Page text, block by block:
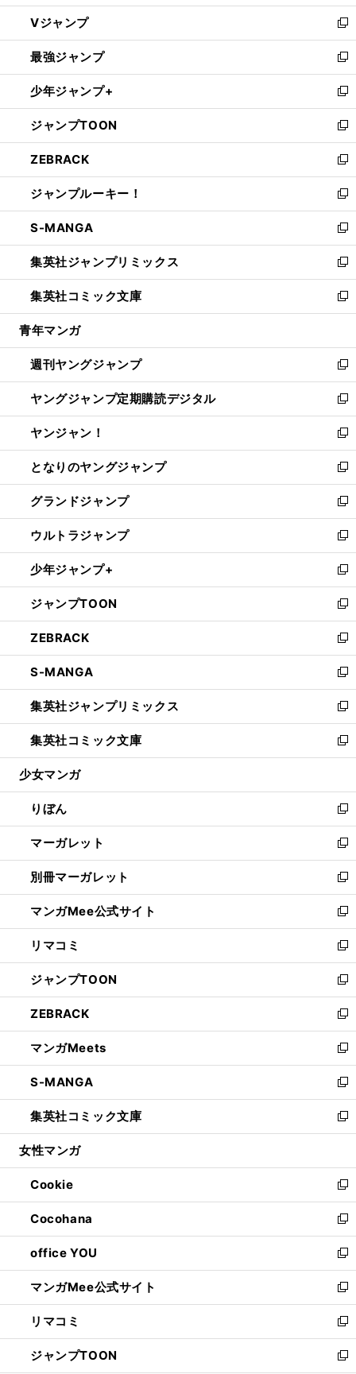
ウ
ィ
ン
ド
ウ
で
開
く
し
い
ウ
ィ
ン
ド
ウ
で
開
く
Vジャンプ
新
し
い
ウ
ィ
ン
ド
ウ
で
開
く
最強ジャンプ
新
し
い
ウ
ィ
ン
ド
ウ
で
開
く
少年ジャンプ+
新
し
い
ウ
ィ
ン
ド
ウ
で
開
く
ジャンプTOON
新
し
い
ウ
ィ
ン
ド
ウ
で
開
く
ZEBRACK
新
し
い
ウ
ィ
ン
ド
ウ
で
開
ジャンプルーキー！
新
し
い
ウ
ィ
ン
ド
ウ
開
く
S-MANGA
新
し
い
ウ
ィ
ン
ウ
で
開
く
集英社ジャンプリミックス
新
し
い
ウ
ン
ド
ウ
で
開
く
集英社コミック文庫
新
し
ウ
ィ
ン
ド
ウ
で
開
く
青年マンガ
週刊ヤングジャンプ
新
し
い
ウ
ィ
ン
ド
ウ
で
開
く
ヤングジャンプ定期購読デジタル
新
し
い
ウ
ィ
ン
ド
ウ
で
開
く
ヤンジャン！
新
し
い
ウ
ィ
ン
ド
ウ
で
開
く
となりのヤングジャンプ
新
し
い
ウ
ィ
ン
ド
ウ
で
開
く
グランドジャンプ
新
し
い
ウ
ィ
ン
ド
ウ
で
開
く
ウルトラジャンプ
新
し
い
ウ
ィ
ン
ド
ウ
で
開
く
少年ジャンプ+
新
し
い
ウ
ィ
ン
ド
ウ
で
開
く
ジャンプTOON
新
し
い
ウ
ィ
ン
ド
ウ
で
開
ZEBRACK
新
し
い
ウ
ィ
ン
ド
ウ
開
く
S-MANGA
新
し
い
ウ
ィ
ン
ウ
で
開
く
集英社ジャンプリミックス
新
し
い
ウ
ン
ド
ウ
で
開
く
集英社コミック文庫
新
し
ウ
ィ
ン
ド
ウ
で
開
く
少女マンガ
りぼん
新
し
い
ウ
ィ
ン
ド
ウ
で
開
く
マーガレット
新
し
い
ウ
ィ
ン
ド
ウ
で
開
く
別冊マーガレット
新
し
い
ウ
ィ
ン
ド
ウ
で
開
く
マンガMee公式サイト
新
し
い
ウ
ィ
ン
ド
ウ
で
開
く
リマコミ
新
し
い
ウ
ィ
ン
ド
ウ
で
開
く
ジャンプTOON
新
し
い
ウ
ィ
ン
ド
ウ
で
開
ZEBRACK
新
し
い
ウ
ィ
ン
ド
ウ
開
く
マンガMeets
新
し
い
ウ
ィ
ン
ウ
で
開
く
S-MANGA
新
し
い
ウ
ン
ド
ウ
で
開
く
集英社コミック文庫
新
し
ウ
ィ
ン
ド
ウ
で
開
く
女性マンガ
Cookie
新
し
い
ウ
ィ
ン
ド
ウ
で
開
く
Cocohana
新
し
い
ウ
ィ
ン
ド
ウ
で
office YOU
新
し
い
ウ
ィ
ン
ド
マンガMee公式サイト
新
し
い
ウ
ィ
リマコミ
新
し
い
ジャンプTOON
新